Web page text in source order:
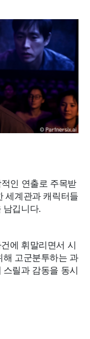
인 연출로 주목받
세계관과 캐릭터들
남깁니다.
에 휘말리면서 시
고군분투하는 과
릴과 감동을 동시